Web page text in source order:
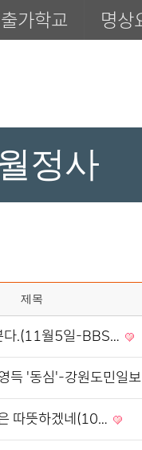
출가학교 명상
정사
제목
다.(11월5일-BBS…
득 '동심'-강원도민일
따뜻하겠네(10…